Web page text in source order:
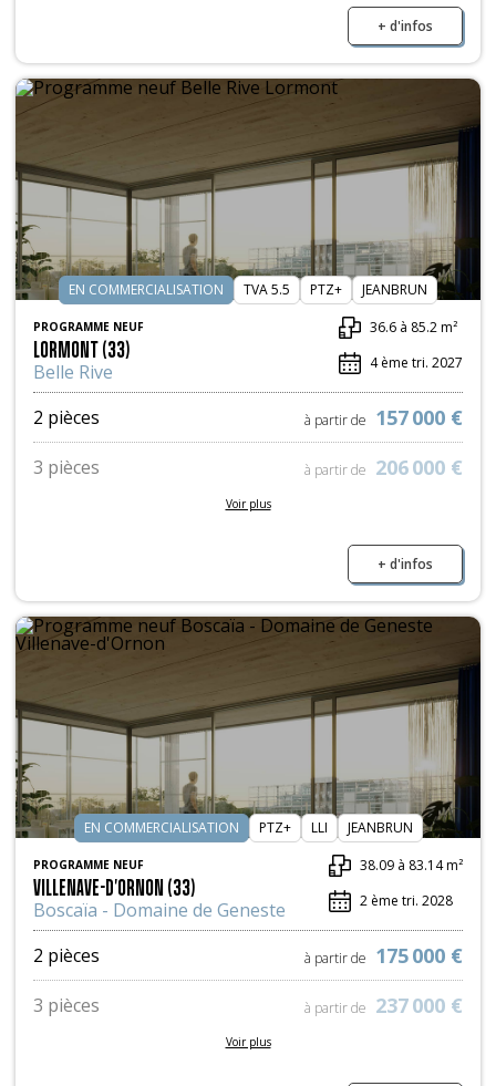
+ d'infos
EN COMMERCIALISATION TVA 5.5 PTZ+ JEANBRUN
PROGRAMME NEUF
LORMONT (33)
Belle Rive
36.6 à 85.2 m²
4 ème tri. 2027
2 pièces à partir de 157 000 €
3 pièces à partir de 206 000 €
Voir plus
+ d'infos
EN COMMERCIALISATION PTZ+ LLI JEANBRUN
PROGRAMME NEUF
VILLENAVE-D'ORNON (33)
Boscaïa - Domaine de Geneste
38.09 à 83.14 m²
2 ème tri. 2028
2 pièces à partir de 175 000 €
3 pièces à partir de 237 000 €
Voir plus